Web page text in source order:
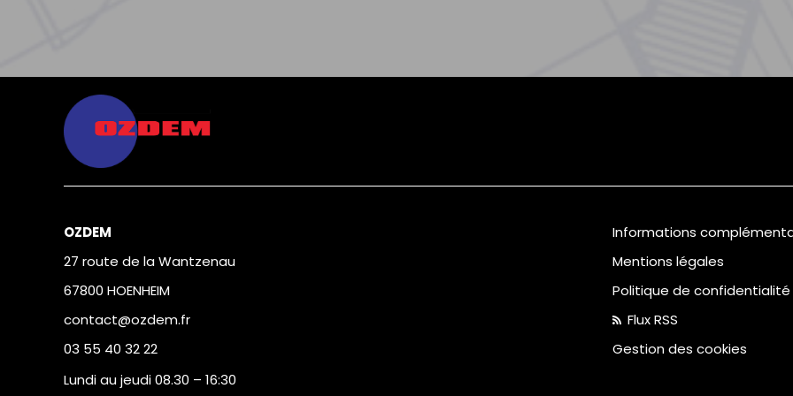
OZDEM
27 route de la Wantzenau
67800 HOENHEIM
contact@ozdem.fr
03 55 40 32 22
Lundi au jeudi 08.30 – 16:30
Informations
Mentions légales
Politique de confidentialité
Flux RSS
Gestion des cookies